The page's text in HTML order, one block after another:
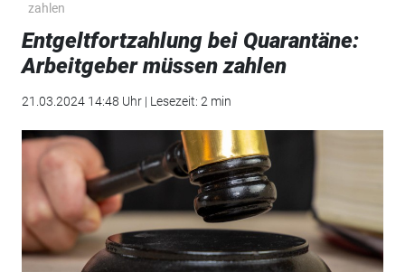
zahlen
Entgeltfortzahlung bei Quarantäne:
Arbeitgeber müssen zahlen
21.03.2024 14:48 Uhr | Lesezeit: 2 min